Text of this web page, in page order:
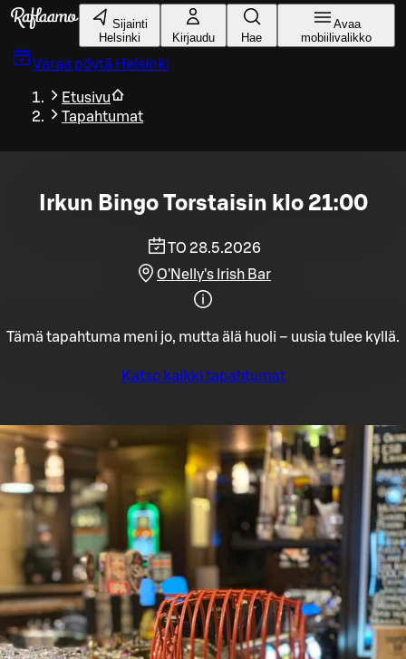
Siirry pääsisältöön
Sijainti
Helsinki
Kirjaudu Hae
Avaa
mobiilivalikko
Varaa pöytä Helsinki
Etusivu
Tapahtumat
Irkun Bingo Torstaisin klo 21:00
TO 28.5.2026
O'Nelly's Irish Bar
Tämä tapahtuma meni jo, mutta älä huoli – uusia tulee kyllä.
Katso kaikki tapahtumat